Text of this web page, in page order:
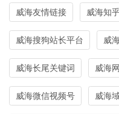
威海友情链接 威海知
威海搜狗站长平台 威
威海长尾关键词 威海
威海微信视频号 威海